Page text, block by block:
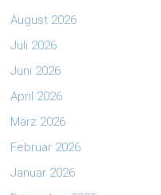
August 2026
Juli 2026
Juni 2026
April 2026
März 2026
Februar 2026
Januar 2026